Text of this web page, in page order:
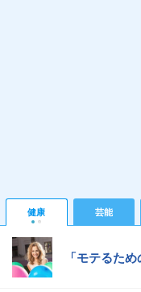
健康 芸能
「モテるた